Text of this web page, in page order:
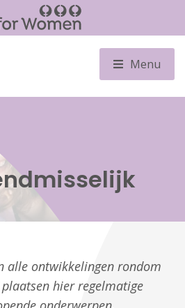
Menu
alle ontwikkelingen rondom
hier regelmatige